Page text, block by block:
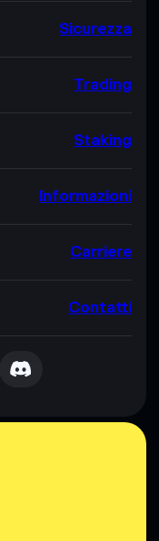
Sicurezza
Trading
Staking
Informazioni
Carriere
Contatti